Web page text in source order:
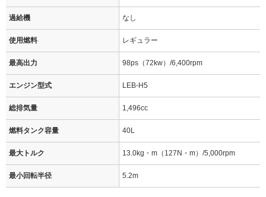
過給機 なし
使用燃料 レギュラー
最高出力 98ps（72kw）/6,400rpm
エンジン型式 LEB-H5
総排気量 1,496cc
燃料タンク容量 40L
最大トルク 13.0kg・m（127N・m）/5,000rpm
最小回転半径 5.2m